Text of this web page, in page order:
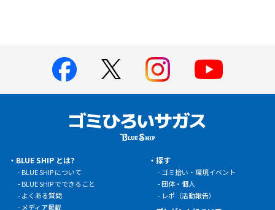
BLUE SHIP とは?
BLUE SHIP について
BLUE SHIP でできること
よくある質問
メディア掲載
探す
ゴミ拾い・環境イベント
団体・個人
レポ（活動報告）